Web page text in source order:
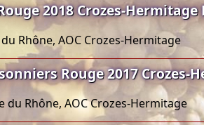
2018 Crozes-Hermitage
Rhône, AOC Crozes-Hermitage
Rouge 2017 Crozes-
du Rhône, AOC Crozes-Hermitage